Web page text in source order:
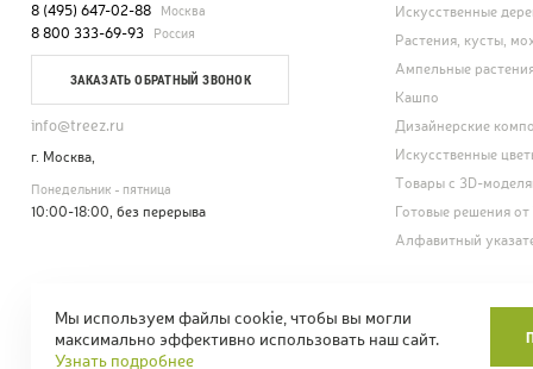
8 (495) 647-02-88 Москва
8 800 333-69-93 Россия
ЗАКАЗАТЬ ОБРАТНЫЙ ЗВОНОК
info@treez.ru
г. Москва,
Понедельник - пятница
10:00-18:00, без перерыва
Искусственные
Растения, кусты,
Ампельные
Кашпо
Дизайнерские
Искусственные
Товары с 3D-
Готовые решения от
Алфавитный
© Treez Collection.
Искусственные цветы и деревья. 2005—2026
Карта сайта
Мы используем файлы cookie, чтобы вы могли
максимально эффективно использовать наш сайт.
Узнать подробнее